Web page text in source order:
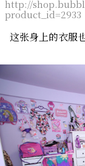
http://
product_id=2933
这张身上的衣服